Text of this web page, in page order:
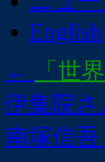
English
←
「世
伊集院
南塚信吾